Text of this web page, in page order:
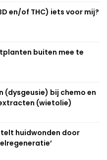
en/of THC) iets voor mij?
buiten mee te
(dysgeusie) bij chemo en
(wietolie)
huidwonden door